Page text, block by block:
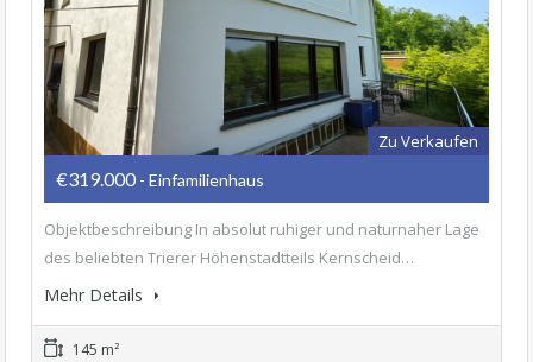
Zu Verkaufen
€319.000 - Einfamilienhaus
Objektbeschreibung In absolut ruhiger und naturnaher Lage
des beliebten Trierer Höhenstadtteils Kernscheid…
Mehr Details
145 m²